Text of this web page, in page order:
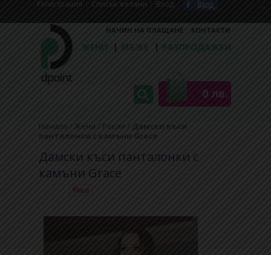
Регистрaция Списък желани Вход
НАЧИН НА ПЛАЩАНЕ
КОНТАКТИ
ЖЕНИ | МЪЖЕ | РАЗПРОДАЖБИ
0 лв.
Начало / Жени / Рокли / Дамски къси
панталонки с камъни Grace
Дамски къси панталонки с
камъни Grace